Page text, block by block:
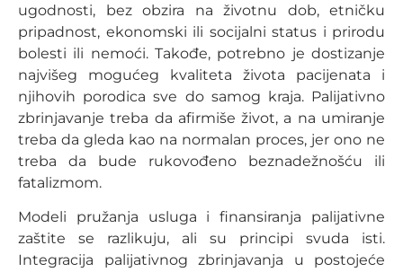
ugodnosti, bez obzira na životnu dob, etničku
pripadnost, ekonomski ili socijalni status i prirodu
bolesti ili nemoći. Takođe, potrebno je dostizanje
najvišeg mogućeg kvaliteta života pacijenata i
njihovih porodica sve do samog kraja. Palijativno
zbrinjavanje treba da afirmiše život, a na umiranje
treba da gleda kao na normalan proces, jer ono ne
treba da bude rukovođeno beznadežnošću ili
fatalizmom.
Modeli pružanja usluga i finansiranja palijativne
zaštite se razlikuju, ali su principi svuda isti.
Integracija palijativnog zbrinjavanja u postojeće